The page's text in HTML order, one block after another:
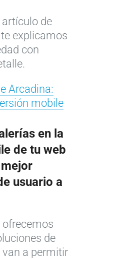
artículo de
explicamos
con
Arcadina:
mobile
en la
de tu web
usuario a
ofrecemos
de
van a permitir